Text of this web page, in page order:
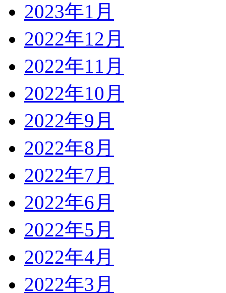
2023年1月
2022年12月
2022年11月
2022年10月
2022年9月
2022年8月
2022年7月
2022年6月
2022年5月
2022年4月
2022年3月